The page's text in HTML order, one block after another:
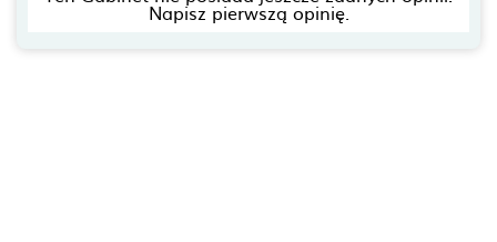
Napisz pierwszą opinię.